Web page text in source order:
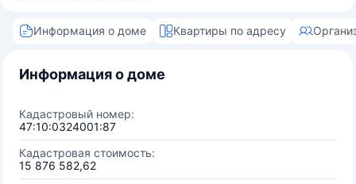
Информация о доме Квартиры по адресу
Информация о доме
Кадастровый номер:
47:10:0324001:87
Кадастровая стоимость:
15 876 582,62